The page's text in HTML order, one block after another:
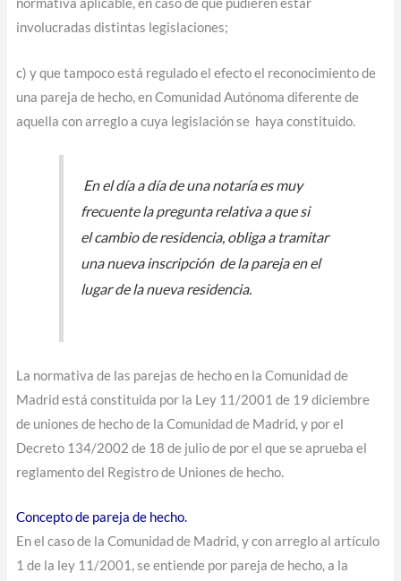
normativa aplicable, en caso de que pudieren estar
involucradas distintas legislaciones;
c) y que tampoco está regulado el efecto el reconocimiento de
una pareja de hecho, en Comunidad Autónoma diferente de
aquella con arreglo a cuya legislación se haya constituido.
En el día a día de una notaría es muy
frecuente la pregunta relativa a que si
el cambio de residencia, obliga a tramitar
una nueva inscripción de la pareja en el
lugar de la nueva residencia.
La normativa de las parejas de hecho en la Comunidad de
Madrid está constituida por la Ley 11/2001 de 19 diciembre
de uniones de hecho de la Comunidad de Madrid, y por el
Decreto 134/2002 de 18 de julio de por el que se aprueba el
reglamento del Registro de Uniones de hecho.
Concepto de pareja de hecho.
En el caso de la Comunidad de Madrid, y con arreglo al artículo
1 de la ley 11/2001, se entiende por pareja de hecho, a la